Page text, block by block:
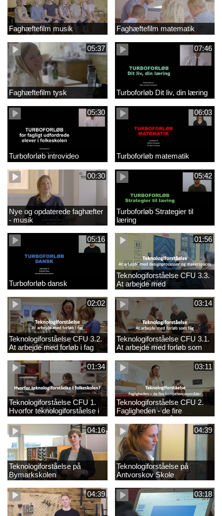
Faghæftefilm musik Faghæftefilm matematik
05:37
Faghæftefilm tysk
07:46
Turboforløb Dit liv, din læring
05:30
Turboforløb introvideo
06:03
Turboforløb matematik
00:30
Nye og opdaterede faghæfter
- musik
05:42
Turboforløb Strategier til
læring
05:16
Turboforløb dansk
01:56
Teknologiforståelse CFU 3.3.
At arbejde med
designprocesser og
makerspaces
02:02
Teknologiforståelse CFU 3.2.
At arbejde med forløb i fag
03:14
Teknologiforståelse CFU 3.1.
At arbejde med forløb som
fag
01:34
Teknologiforståelse CFU 1.
Hvorfor teknologiforståelse i
folkeskolen?
03:11
Teknologiforståelse CFU 2.
Fagligheden - de fire
kompetenceområder
04:16
Teknologiforståelse på
Bymarkskolen
04:39
Teknologiforståelse på
Antvorskov Skole
04:39 03:18